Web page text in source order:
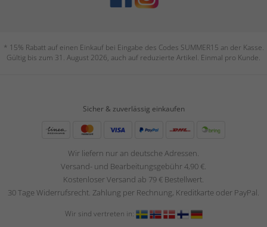
* 15% Rabatt auf einen Einkauf bei Eingabe des Codes SUMMER15 an der Kasse.
Gültig bis zum 31. August 2026, auch auf reduzierte Artikel. Einmal pro Kunde.
Sicher & zuverlässig einkaufen
Wir liefern nur an deutsche Adressen.
Versand- und Bearbeitungsgebühr 4,90 €.
Kostenloser Versand ab 79 € Bestellwert.
30 Tage Widerrufsrecht. Zahlung per Rechnung, Kreditkarte oder PayPal.
Wir sind vertreten in: